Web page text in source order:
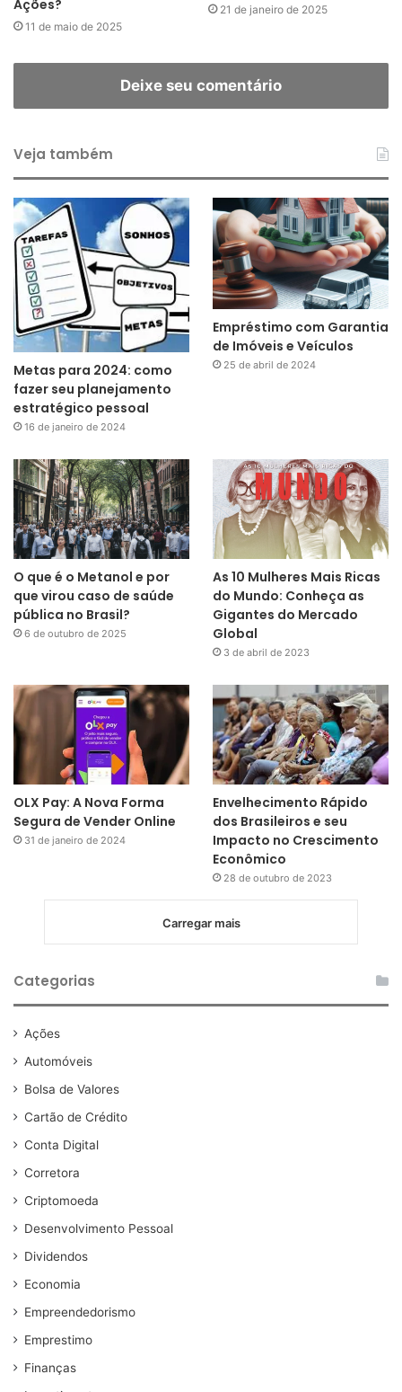
Ações?
11 de maio de 2025
21 de janeiro de 2025
Deixe seu comentário
Veja também
Metas para 2024: como
fazer seu planejamento
estratégico pessoal
16 de janeiro de 2024
Empréstimo com Garantia
de Imóveis e Veículos
25 de abril de 2024
O que é o Metanol e por
que virou caso de saúde
pública no Brasil?
6 de outubro de 2025
As 10 Mulheres Mais Ricas
do Mundo: Conheça as
Gigantes do Mercado
Global
3 de abril de 2023
OLX Pay: A Nova Forma
Segura de Vender Online
31 de janeiro de 2024
Envelhecimento Rápido
dos Brasileiros e seu
Impacto no Crescimento
Econômico
28 de outubro de 2023
Carregar mais
Categorias
Ações
Automóveis
Bolsa de Valores
Cartão de Crédito
Conta Digital
Corretora
Criptomoeda
Desenvolvimento Pessoal
Dividendos
Economia
Empreendedorismo
Emprestimo
Finanças